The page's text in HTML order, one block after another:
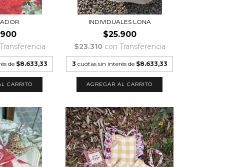
Transferencia
de $8.633,33
CARRITO
INDIVIDUALES LONA
$25.900
$23.310 con Transferencia
3 cuotas sin interés de $8.633,33
AGREGAR AL CARRITO